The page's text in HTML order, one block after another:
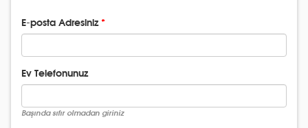
E-posta Adresiniz
Ev Telefonunuz
Başında sıfır olmadan giriniz